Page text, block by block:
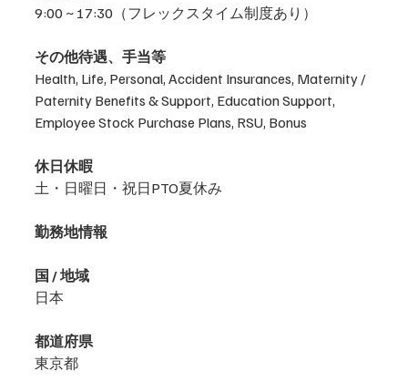
9:00 ~ 17:30（フレックスタイム制度あり）
その他待遇、手当等
Health, Life, Personal, Accident Insurances, Maternity /
Paternity Benefits & Support, Education Support,
Employee Stock Purchase Plans, RSU, Bonus
休日休暇
土・日曜日・祝日PTO夏休み
勤務地情報
国 / 地域
日本
都道府県
東京都